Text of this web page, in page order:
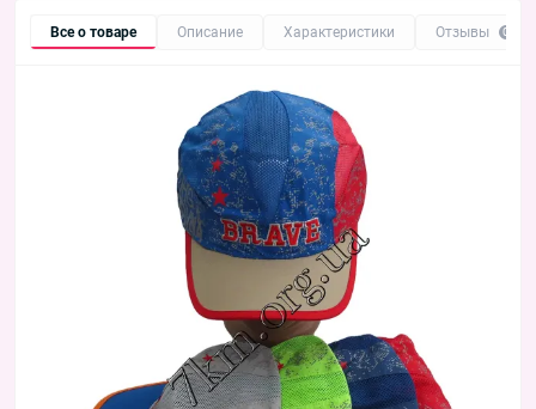
Все о товаре Описание Характеристики Отзывы 0